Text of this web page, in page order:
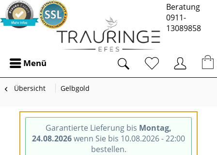
Beratung
0911-
13089858
Menü
Übersicht Gelbgold
Garantierte Lieferung bis Montag,
24.08.2026wenn Sie bis 10.08.2026 - 22:00
bestellen.